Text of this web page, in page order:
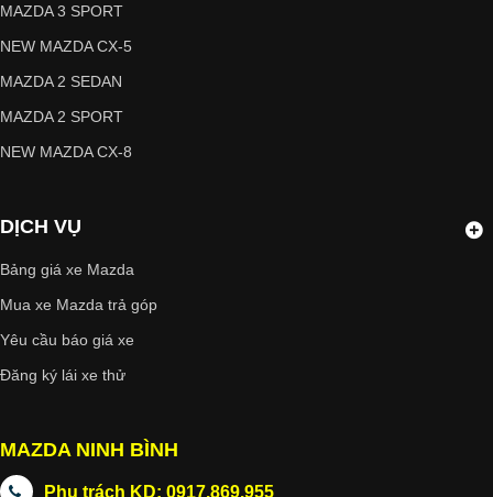
MAZDA 3 SPORT
NEW MAZDA CX-5
MAZDA 2 SEDAN
MAZDA 2 SPORT
NEW MAZDA CX-8
DỊCH VỤ
Bảng giá xe Mazda
Mua xe Mazda trả góp
Yêu cầu báo giá xe
Đăng ký lái xe thử
MAZDA NINH BÌNH
Phụ trách KD: 0917.869.955